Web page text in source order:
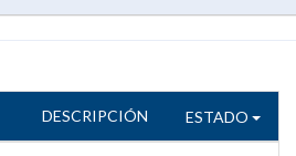
DESCRIPCIÓN ESTADO